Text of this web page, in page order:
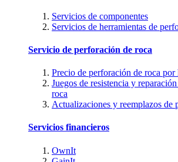
Servicios de componentes
Servicios de herramientas de
Servicio de perforación de roca
Precio de perforación de roca por
Juegos de resistencia y
roca
Actualizaciones y reemplazos de
Servicios financieros
OwnIt